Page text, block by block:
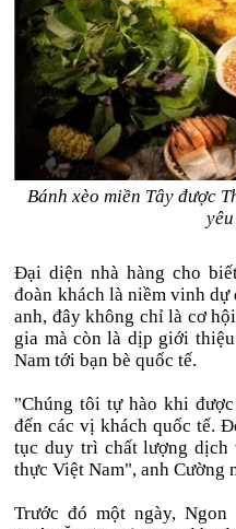
Bánh xèo miền Tây được
Đại diện nhà hàng cho
đoàn khách là niềm vinh
anh, đây không chỉ là cơ
gia mà còn là dịp giới
Nam tới bạn bè quốc tế.
"Chúng tôi tự hào khi
đến các vị khách quốc tế.
tục duy trì chất lượng dịch
thực Việt Nam", anh Cường
Trước đó một ngày,